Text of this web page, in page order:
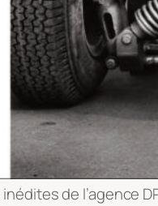
de l’agence